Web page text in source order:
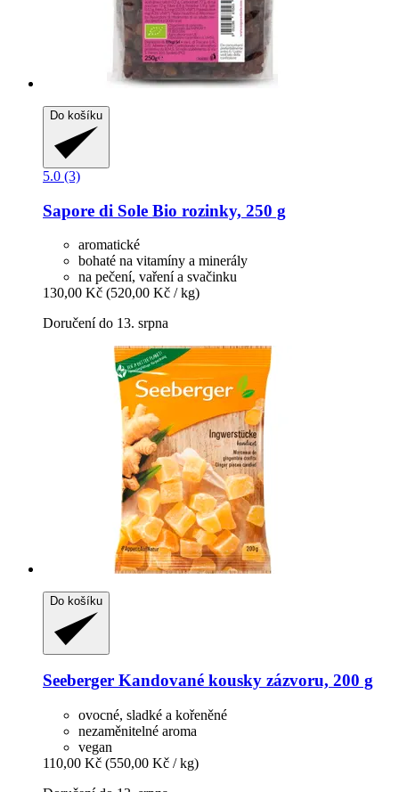
Do košíku
5.0 (3)
Sapore di Sole Bio rozinky, 250 g
aromatické
bohaté na vitamíny a minerály
na pečení, vaření a svačinku
130,00 Kč (520,00 Kč / kg)
Doručení do 13. srpna
Do košíku
Seeberger Kandované kousky zázvoru, 200 g
ovocné, sladké a kořeněné
nezaměnitelné aroma
vegan
110,00 Kč (550,00 Kč / kg)